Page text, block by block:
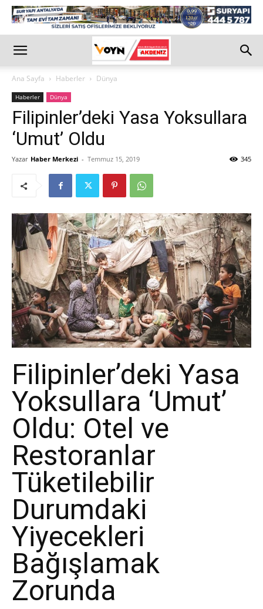
Ana Sayfa Haberler Dünya
Haberler Dünya
Filipinler’deki Yasa Yoksullara
‘Umut’ Oldu
Yazar Haber Merkezi - Temmuz 15, 2019 345
Filipinler’deki Yasa
Yoksullara ‘Umut’
Oldu: Otel ve
Restoranlar
Tüketilebilir
Durumdaki
Yiyecekleri
Bağışlamak
Zorunda